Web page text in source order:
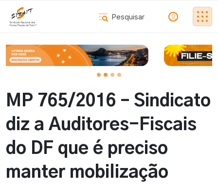
MP 765/2016 – Sindicato
diz a Auditores-Fiscais
do DF que é preciso
manter mobilização